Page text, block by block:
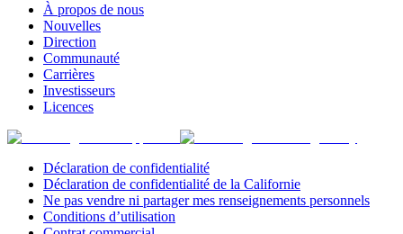
À propos de nous
Nouvelles
Direction
Communauté
Carrières
Investisseurs
Licences
Déclaration de confidentialité
Déclaration de confidentialité de la Californie
Ne pas vendre ni partager mes renseignements personnels
Conditions d’utilisation